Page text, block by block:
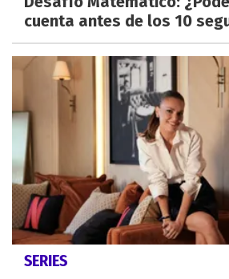
cuenta antes de los 10
SERIES